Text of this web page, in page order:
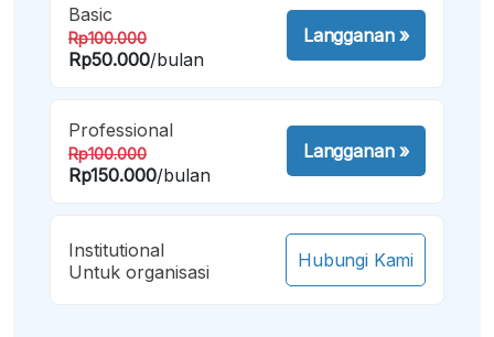
Basic
Rp100.000
Rp50.000/bulan
Langganan»
Professional
Rp100.000
Rp150.000/bulan
Langganan»
Institutional
Untuk organisasi
Hubungi Kami